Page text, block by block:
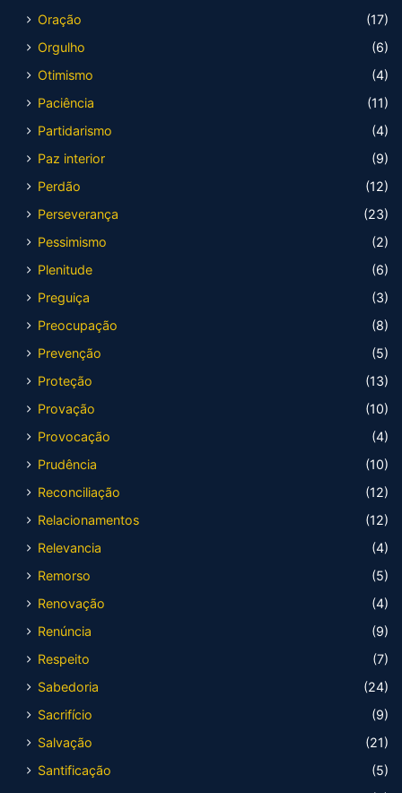
Oração
(17)
Orgulho
(6)
Otimismo
(4)
Paciência
(11)
Partidarismo
(4)
Paz interior
(9)
Perdão
(12)
Perseverança
(23)
Pessimismo
(2)
Plenitude
(6)
Preguiça
(3)
Preocupação
(8)
Prevenção
(5)
Proteção
(13)
Provação
(10)
Provocação
(4)
Prudência
(10)
Reconciliação
(12)
Relacionamentos
(12)
Relevancia
(4)
Remorso
(5)
Renovação
(4)
Renúncia
(9)
Respeito
(7)
Sabedoria
(24)
Sacrifício
(9)
Salvação
(21)
Santificação
(5)